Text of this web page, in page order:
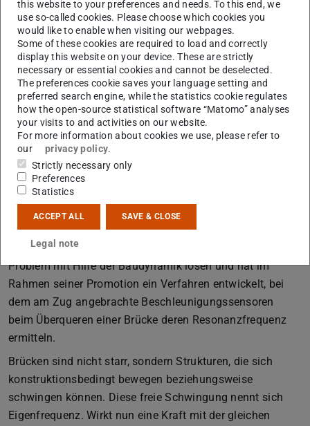
Kurt-Ruths-Preisträger Dr.-Ing. Steven R.
Lorenzen
Dr.-Ing. Steven R. Lorenzenhat sich in seiner
Dissertation mit Methoden zur Überwachung und
Lebenszeitverlängerung von Eisenbahnbrücken mit Hilfe
von „Drive-by Monitoring“ befasst. Die Überwachung von
Brücken mit fest verbauten Geräten ist aufwändig und
kostspielig. Beim „Drive-by Monitoring“ werden
stattdessen die Züge mit Sensoren ausgestattet, die bei
jeder Überfahrt Messungen vornehmen können. So lässt
sich mit wenigen Zügen das gesamte Netz kontrollieren.
Eine besondere Herausforderung sind dabei die oft kurzen
Spannweiten der Brücken bei gleichzeitig hoher
Geschwindigkeit der Züge. Lorenzen konnte dieses
Problem mit Hilfe der Baudynamik lösen und hat im
Rahmen seiner Promotion ein Verfahren entwickelt, bei
dem am Zug angebrachte Beschleunigungssensoren
beim Überqueren einer Brücke deren Resonanzfrequenz
ermitteln.
Brücken sind nicht starr, sondern Strukturen, die sich
konstruktionsbedingt bewegen beziehungsweise
schwingen können. Diese freie Schwingung nennt sich
Eigenfrequenz. Wirkt nun eine Kraft mit der gleichen
this website to your preferences and needs. To this end, we
use so-called cookies. Please choose which cookies you
would like to enable when visiting our webpages.
Some of these cookies are required to load and correctly
display this website on your device. These are strictly
necessary or essential cookies and cannot be deselected.
The preferences cookie saves your language setting and
preferred search engine, while the statistics cookie regulates
how the open-source statistical software “Matomo” analyses
your visits to and activities on our website.
For more information about cookies we use, please refer to
our
privacy policy.
Strictly necessary only
Preferences
Statistics
ACCEPT ALL SAVE & CLOSE
Legal note